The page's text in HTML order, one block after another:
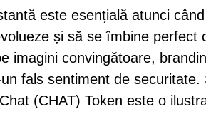
este esențială atunci
și să se îmbine perfect
imagini convingătoare,
fals sentiment de
(CHAT) Token este o